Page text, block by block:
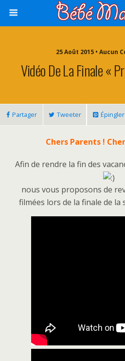
25 Août 2015 • Aucun
Vidéo De La Finale «
Partager Tweeter Épingler
Chers Parents !
Afin de rendre la fin des
nous vous proposons de
filmées lors de la finale de la